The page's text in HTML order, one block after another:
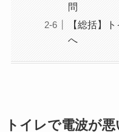
問
【総括】
へ
トイレで電波が